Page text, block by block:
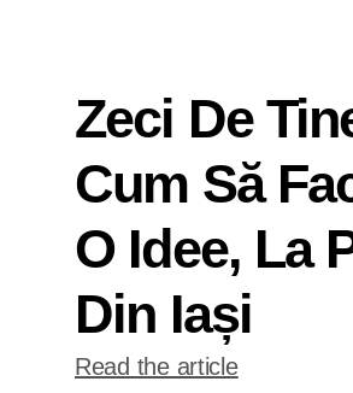
Zeci De
Cum Să
O Idee, La
Din Iași
Read the article